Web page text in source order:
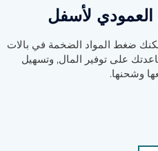
لأسفل
ضغط المواد الضخمة في بالات
على توفير المال, وتسهيل
وشحنها.